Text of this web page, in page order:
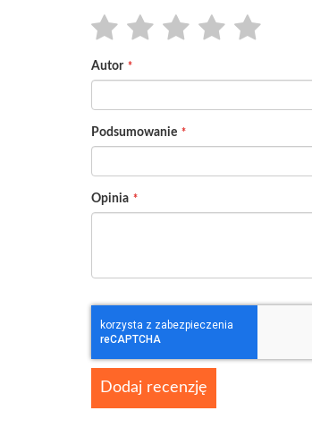
star
stars
stars
stars
stars
Autor
Podsumowanie
Opinia
Dodaj recenzję